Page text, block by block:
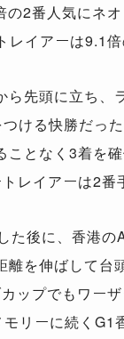
2番人気にネ
イアーは9.1倍
先頭に立ち
ける快勝だっ
となく3着を
レイアーは2番
後に、香港
を伸ばして
ップでもワー
リーに続く